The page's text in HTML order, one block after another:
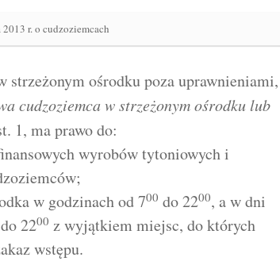
r. o cudzoziemcach
strzeżonym ośrodku poza uprawnieniami,
cudzoziemca w strzeżonym ośrodku lub
1, ma prawo do:
wyrobów tytoniowych i
w godzinach od 700 do 2200, a w dni
do 2200 z wyjątkiem miejsc, do których
wstępu.